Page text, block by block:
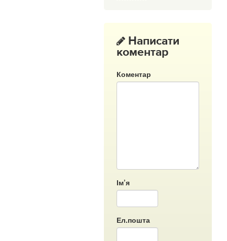
Написати
коментар
Коментар
Ім’я
Ел.пошта